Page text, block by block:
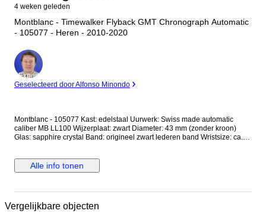
4 weken geleden
Montblanc - Timewalker Flyback GMT Chronograph Automatic
- 105077 - Heren - 2010-2020
Expert
Geselecteerd door Alfonso Minondo
Montblanc - 105077 Kast: edelstaal Uurwerk: Swiss made automatic
caliber MB LL100 Wijzerplaat: zwart Diameter: 43 mm (zonder kroon)
Glas: sapphire crystal Band: origineel zwart lederen band Wristsize: ca.
Aangetekende en verzekerde verzending (DHL-express).
Alle info tonen
Vergelijkbare objecten